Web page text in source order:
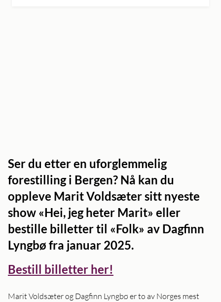
Ser du etter en uforglemmelig
forestilling i Bergen? Nå kan du
oppleve Marit Voldsæter sitt nyeste
show «Hei, jeg heter Marit» eller
bestille billetter til «Folk» av Dagfinn
Lyngbø fra januar 2025.
Bestill billetter her!
Marit Voldsæter og Dagfinn Lyngbø er to av Norges mest